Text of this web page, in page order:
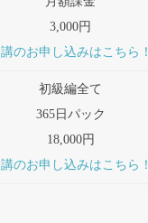
3,000円
のお申し込みはこちら！
初級編全て
365日パック
18,000円
のお申し込みはこちら！